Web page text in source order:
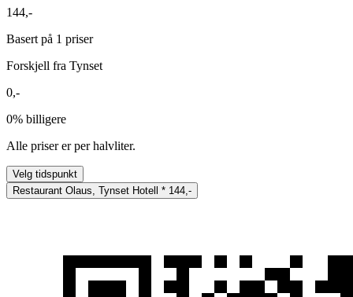
144,-
Basert på 1 priser
Forskjell fra Tynset
0,-
0% billigere
Alle priser er per halvliter.
Velg tidspunkt
Restaurant Olaus, Tynset Hotell
* 144,-